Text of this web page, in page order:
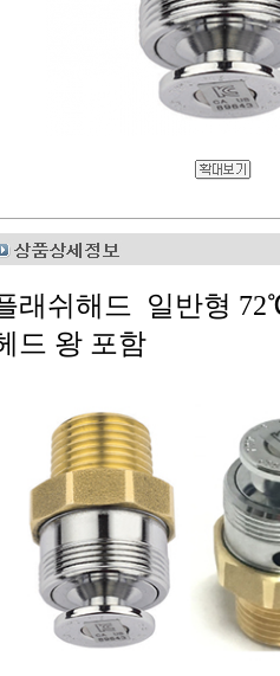
래쉬해드 일반형
드 왕 포함